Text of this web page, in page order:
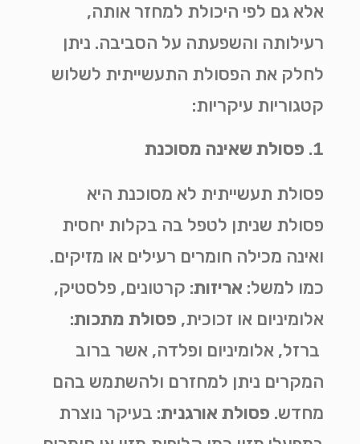
אלא גם לפי היכולת למחזר אותה,
רעילותה והשפעתה על הסביבה. ניתן
לחלק את הפסולת התעשייתית לשלוש
קטגוריות עיקריות:
פסולת שאינה מסוכנת
פסולת תעשייתית לא מסוכנת היא
פסולת שניתן לטפל בה בקלות יחסית
ואינה מכילה חומרים רעילים או מזיקים.
כמו למשל: אריזות: קרטונים, פלסטיק,
אלומיניום או זכוכית, פסולת מתכות:
ברזל, אלומיניום ופלדה, אשר ברוב
המקרים ניתן למחזרם ולהשתמש בהם
מחדש. פסולת אורגנית: בעיקר נוצרת